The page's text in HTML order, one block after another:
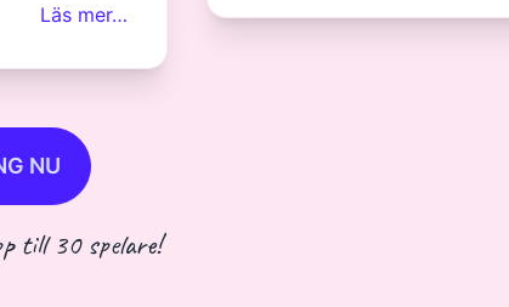
Läs mer…
NU
till 30 spelare!